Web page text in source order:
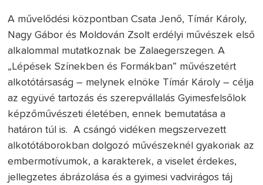
A művelődési központban Csata Jenő, Tímár Károly,
Nagy Gábor és Moldován Zsolt erdélyi művészek első
alkalommal mutatkoznak be Zalaegerszegen. A
„Lépések Színekben és Formákban” művészetért
alkotótársaság – melynek elnöke Tímár Károly – célja
az együvé tartozás és szerepvállalás Gyimesfelsőlok
képzőművészeti életében, ennek bemutatása a
határon túl is. A csángó vidéken megszervezett
alkotótáborokban dolgozó művészeknél gyakoriak az
embermotívumok, a karakterek, a viselet érdekes,
jellegzetes ábrázolása és a gyimesi vadvirágos táj